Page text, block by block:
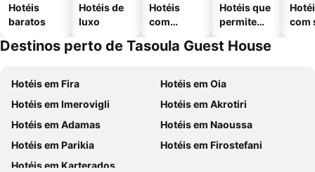
Hotéis
baratos
Hotéis de
luxo
Hotéis
com
Hotéis que
permitem
com
Destinos perto de Tasoula Guest House
Hotéis em Fira
Hotéis em Oia
Hotéis em Imerovigli
Hotéis em Akrotiri
Hotéis em Adamas
Hotéis em Naoussa
Hotéis em Parikia
Hotéis em Firostefani
Hotéis em Karterados